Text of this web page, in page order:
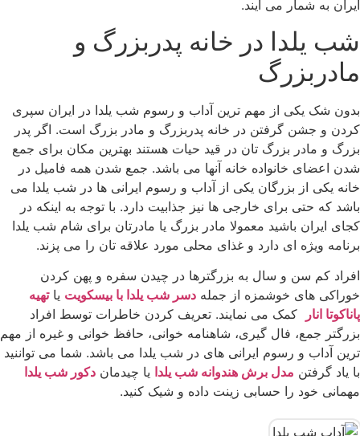
ایران به شمار می آیند.
شب یلدا در خانه پدربزرگ و
مادربزرگ
بدون شک یکی از مهم ترین آداب و رسوم شب یلدا در ایران سپری
کردن و جشن گرفتن در خانه پدربزرگ و مادر بزرگ است. اگر پدر
بزرگ و مادر بزرگ تان در قید حیات هستند بهترین مکان برای جمع
شدن اعضای خانواده خانه آنها می باشد. جمع شدن همه فامیل در
خانه یکی از بزرگان یکی از آداب و رسوم ایرانی ها در شب یلدا می
باشد که حتی برای خارجی ها نیز جذابیت دارد. با توجه به اینکه در
کجای ایران باشید معمولا مادر بزرگ یا مادرتان برای شام شب یلدا
برنامه ویژه ای دارد و غذای محلی مورد علاقه تان را می پزند.
افراد کم سن و سال به بزرگترها در چیدن سفره و پهن کردن
خوراکی های خوشمزه از جمله دسر شب یلدا با بیسکویت یاتهیه
پاناکوتا انار
کمک می نمایند. تعریف کردن خاطرات توسط افراد
بزرگتر جمع، فال گیری، شاهنامه خوانی، حافظ خوانی و غیره از مهم
ترین آداب و رسوم ایرانی های در شب یلدا می باشد. شما می تواننید
با یاد گرفتن مدل برش هندوانه شب یلدا یا چیدمان دکور شب یلدا
مهمانی خود را حسابی زینت داده و شیک کنید.